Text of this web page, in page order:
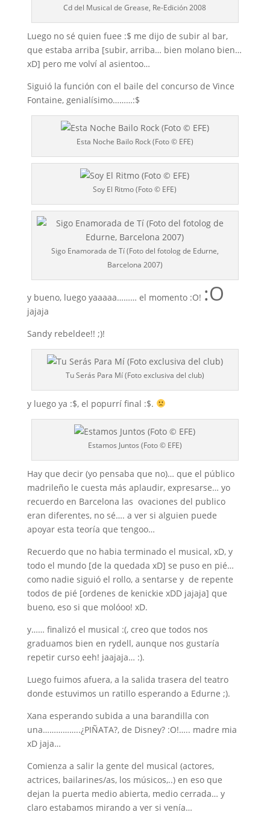
Cd del Musical de Grease, Re-Edición 2008
Luego no sé quien fuee :$ me dijo de subir al bar,
que estaba arriba [subir, arriba… bien molano bien…
xD] pero me volví al asientoo…
Siguió la función con el baile del concurso de Vince
Fontaine, genialísimo………:$
Esta Noche Bailo Rock (Foto © EFE)
Soy El Ritmo (Foto © EFE)
Sigo Enamorada de Tí (Foto del fotolog de Edurne,
Barcelona 2007)
y bueno, luego yaaaaa……… el momento :O! :O
jajaja
Sandy rebeldee!! ;)!
Tu Serás Para Mí (Foto exclusiva del club)
y luego ya :$, el popurrí final :$.
Estamos Juntos (Foto © EFE)
Hay que decir (yo pensaba que no)… que el público
madrileño le cuesta más aplaudir, expresarse… yo
recuerdo en Barcelona las ovaciones del publico
eran diferentes, no sé…. a ver si alguien puede
apoyar esta teoría que tengoo…
Recuerdo que no habia terminado el musical, xD, y
todo el mundo [de la quedada xD] se puso en pié…
como nadie siguió el rollo, a sentarse y de repente
todos de pié [ordenes de kenickie xDD jajaja] que
bueno, eso si que molóoo! xD.
y…… finalizó el musical :(, creo que todos nos
graduamos bien en rydell, aunque nos gustaría
repetir curso eeh! jaajaja… :).
Luego fuimos afuera, a la salida trasera del teatro
donde estuvimos un ratillo esperando a Edurne ;).
Xana esperando subida a una barandilla con
una……………..¿PIÑATA?, de Disney? :O!….. madre mia
xD jaja…
Comienza a salir la gente del musical (actores,
actrices, bailarines/as, los músicos,..) en eso que
dejan la puerta medio abierta, medio cerrada… y
claro estabamos mirando a ver si venía…